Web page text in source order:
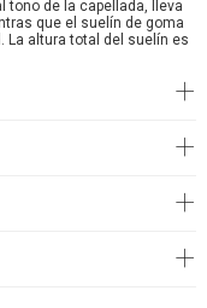
tono de la capellada, lleva
que el suelín de goma
La altura total del suelín es